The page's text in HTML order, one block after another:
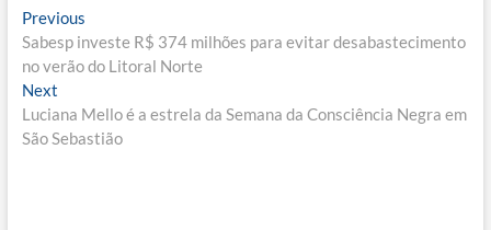
Navegação
de
Post
PreviousPrevious
post:
Sabesp investe R$ 374 milhões para evitar desabastecimento
no verão do Litoral Norte
NextNext
post:
Luciana Mello é a estrela da Semana da Consciência Negra em
São Sebastião